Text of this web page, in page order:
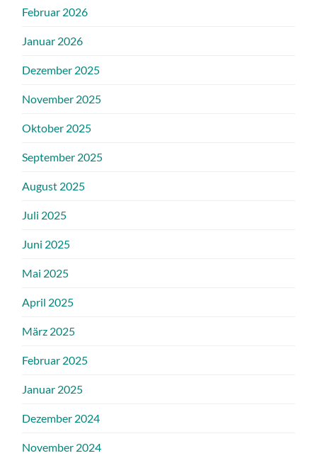
Februar 2026
Januar 2026
Dezember 2025
November 2025
Oktober 2025
September 2025
August 2025
Juli 2025
Juni 2025
Mai 2025
April 2025
März 2025
Februar 2025
Januar 2025
Dezember 2024
November 2024